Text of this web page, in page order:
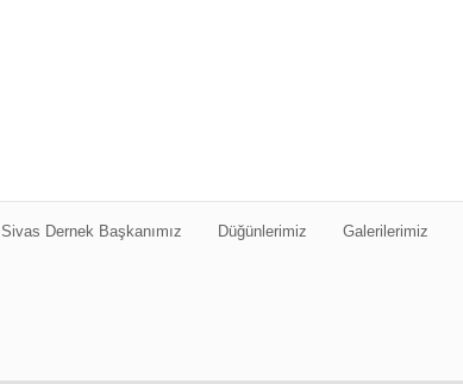
Sivas Dernek Başkanımız Düğünlerimiz Galerilerimiz